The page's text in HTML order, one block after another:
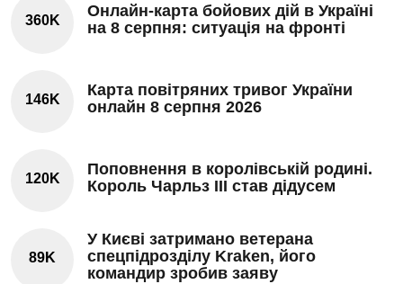
360K
Онлайн-карта бойових дій в Україні
на 8 серпня: ситуація на фронті
146K
Карта повітряних тривог України
онлайн 8 серпня 2026
120K
Поповнення в королівській родині.
Король Чарльз III став дідусем
89K
У Києві затримано ветерана
спецпідрозділу Kraken, його
командир зробив заяву